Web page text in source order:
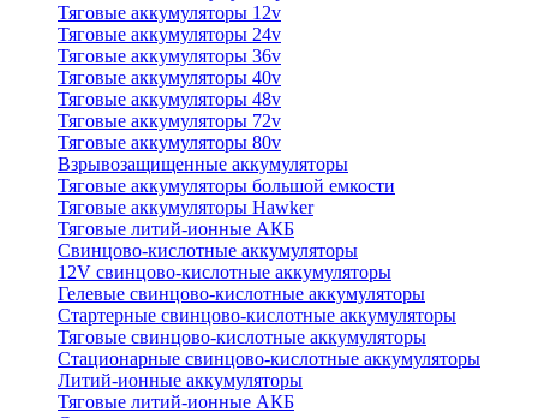
Тяговые аккумуляторы 12v
Тяговые аккумуляторы 24v
Тяговые аккумуляторы 36v
Тяговые аккумуляторы 40v
Тяговые аккумуляторы 48v
Тяговые аккумуляторы 72v
Тяговые аккумуляторы 80v
Взрывозащищенные аккумуляторы
Тяговые аккумуляторы большой емкости
Тяговые аккумуляторы Hawker
Тяговые литий-ионные АКБ
Свинцово-кислотные аккумуляторы
12V свинцово-кислотные аккумуляторы
Гелевые свинцово-кислотные аккумуляторы
Стартерные свинцово-кислотные аккумуляторы
Тяговые свинцово-кислотные аккумуляторы
Стационарные свинцово-кислотные аккумуляторы
Литий-ионные аккумуляторы
Тяговые литий-ионные АКБ